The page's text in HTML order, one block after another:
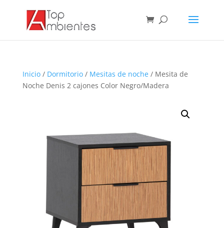
Inicio/ Dormitorio/ Mesitas de noche/ Mesita de
Noche Denis 2 cajones Color Negro/Madera